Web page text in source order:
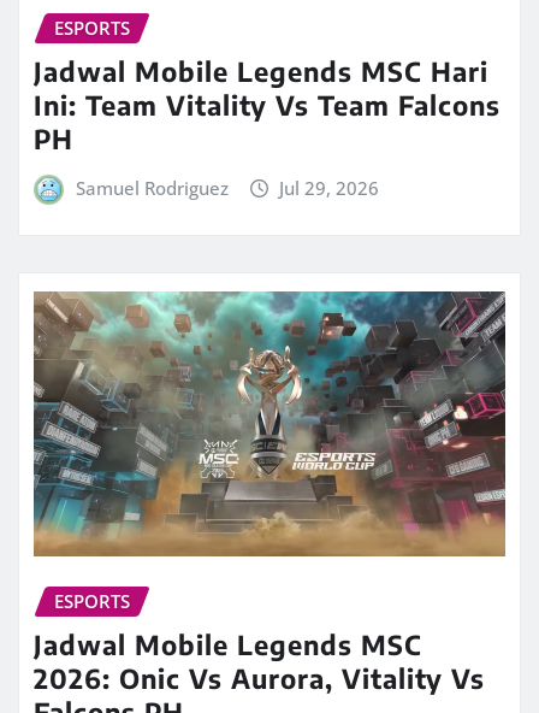
ESPORTS
Jadwal Mobile Legends MSC Hari
Ini: Team Vitality Vs Team Falcons
PH
Samuel Rodriguez Jul 29, 2026
ESPORTS
Jadwal Mobile Legends MSC
2026: Onic Vs Aurora, Vitality Vs